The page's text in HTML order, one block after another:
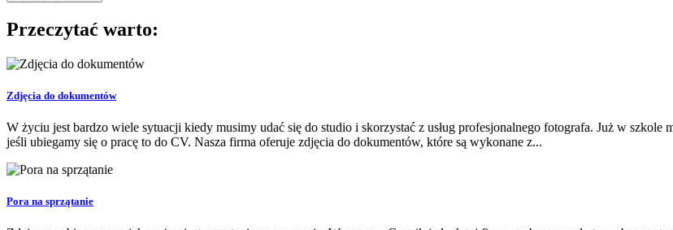
Przeczytać warto:
Zdjęcia do dokumentów
W życiu jest bardzo wiele sytuacji kiedy musimy udać się do studio i skorzystać z usług profesjonalnego fotografa. Już w
jeśli ubiegamy się o pracę to do CV. Nasza firma oferuje zdjęcia do dokumentów, które są wykonane z...
Pora na sprzątanie